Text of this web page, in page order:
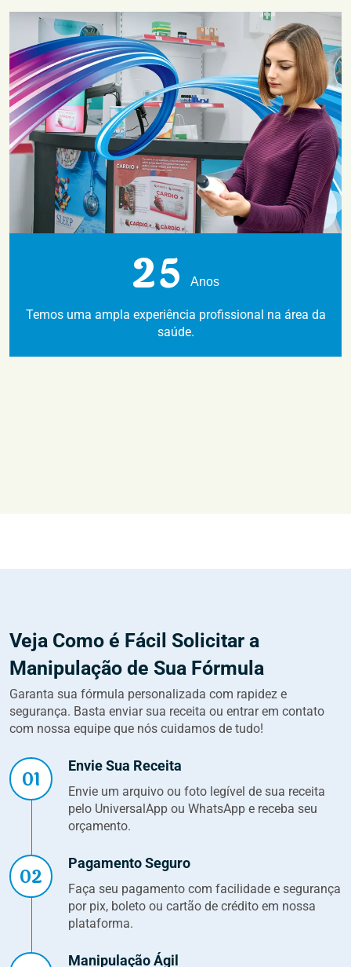
25 Anos
Temos uma ampla experiência profissional na área da
saúde.
Veja Como é Fácil Solicitar a
Manipulação de Sua Fórmula
Garanta sua fórmula personalizada com rapidez e
segurança. Basta enviar sua receita ou entrar em contato
com nossa equipe que nós cuidamos de tudo!
01
Envie Sua Receita
Envie um arquivo ou foto legível de sua receita
pelo UniversalApp ou WhatsApp e receba seu
orçamento.
02
Pagamento Seguro
Faça seu pagamento com facilidade e segurança
por pix, boleto ou cartão de crédito em nossa
plataforma.
Manipulação Ágil